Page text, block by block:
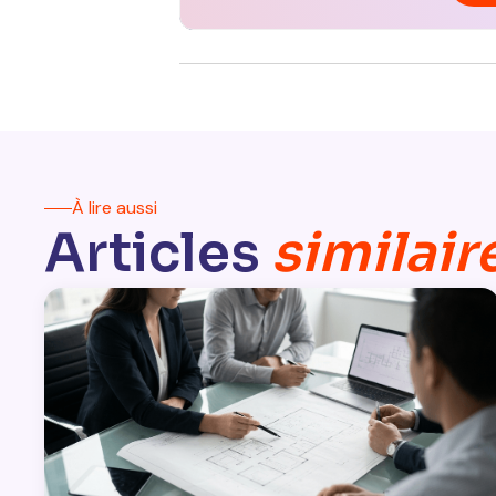
À lire aussi
Articles